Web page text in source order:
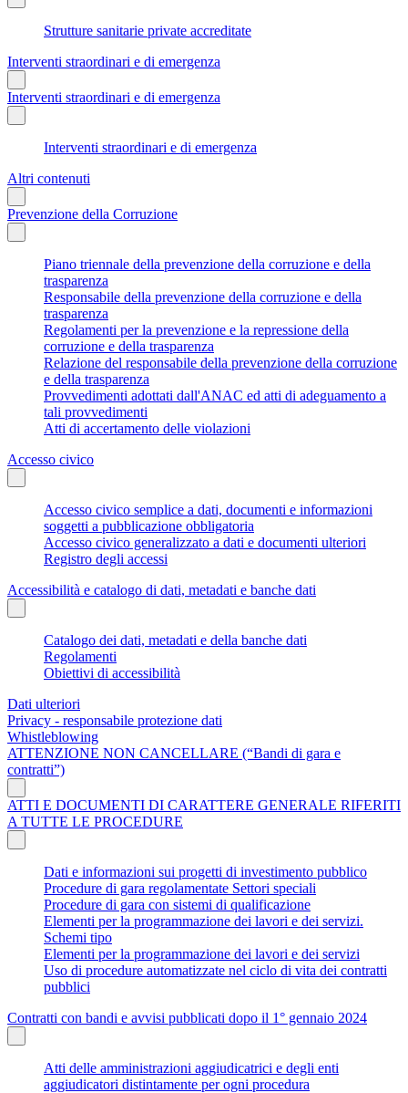
Strutture sanitarie private accreditate
Interventi straordinari e di emergenza
Interventi straordinari e di emergenza
Interventi straordinari e di emergenza
Altri contenuti
Prevenzione della Corruzione
Piano triennale della prevenzione della corruzione e della
trasparenza
Responsabile della prevenzione della corruzione e della
trasparenza
Regolamenti per la prevenzione e la repressione della
corruzione e della trasparenza
Relazione del responsabile della prevenzione della corruzione
e della trasparenza
Provvedimenti adottati dall'ANAC ed atti di adeguamento a
tali provvedimenti
Atti di accertamento delle violazioni
Accesso civico
Accesso civico semplice a dati, documenti e informazioni
soggetti a pubblicazione obbligatoria
Accesso civico generalizzato a dati e documenti ulteriori
Registro degli accessi
Accessibilità e catalogo di dati, metadati e banche dati
Catalogo dei dati, metadati e della banche dati
Regolamenti
Obiettivi di accessibilità
Dati ulteriori
Privacy - responsabile protezione dati
Whistleblowing
ATTENZIONE NON CANCELLARE (“Bandi di gara e
contratti”)
ATTI E DOCUMENTI DI CARATTERE GENERALE RIFERITI
A TUTTE LE PROCEDURE
Dati e informazioni sui progetti di investimento pubblico
Procedure di gara regolamentate Settori speciali
Procedure di gara con sistemi di qualificazione
Elementi per la programmazione dei lavori e dei servizi.
Schemi tipo
Elementi per la programmazione dei lavori e dei servizi
Uso di procedure automatizzate nel ciclo di vita dei contratti
pubblici
Contratti con bandi e avvisi pubblicati dopo il 1° gennaio 2024
Atti delle amministrazioni aggiudicatrici e degli enti
aggiudicatori distintamente per ogni procedura